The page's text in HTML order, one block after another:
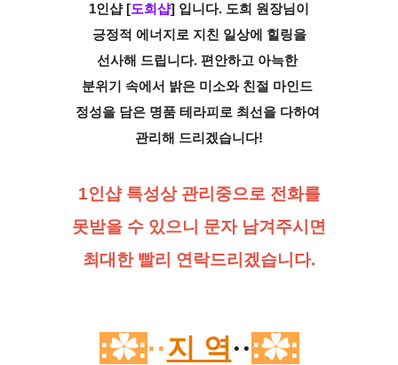
1인샵 [도희샵] 입니다. 도희 원장님이
긍정적 에너지로 지친 일상에 힐링을
선사해 드립니다. 편안하고 아늑한
분위기 속에서 밝은 미소와 친절 마인드
정성을 담은 명품 테라피로 최선을 다하여
관리해 드리겠습니다!
1인샵 특성상 관리중으로 전화를
못받을 수 있으니 문자 남겨주시면
최대한 빨리 연락드리겠습니다.
:✿:··지 역··:✿: